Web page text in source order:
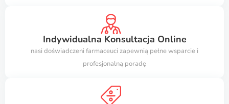
Indywidualna Konsultacja Online
nasi doświadczeni farmaceuci zapewnią pełne wsparcie i
profesjonalną poradę